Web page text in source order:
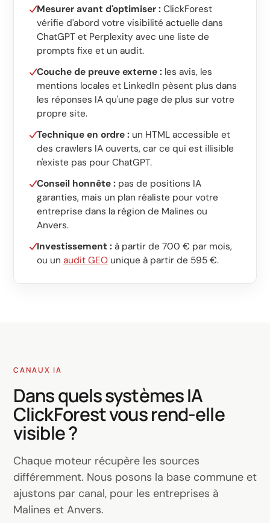
Mesurer avant d'optimiser : ClickForest
vérifie d'abord votre visibilité actuelle dans
ChatGPT et Perplexity avec une liste de
prompts fixe et un audit.
Couche de preuve externe : les avis, les
mentions locales et LinkedIn pèsent plus dans
les réponses IA qu'une page de plus sur votre
propre site.
Technique en ordre : un HTML accessible et
des crawlers IA ouverts, car ce qui est illisible
n'existe pas pour ChatGPT.
Conseil honnête : pas de positions IA
garanties, mais un plan réaliste pour votre
entreprise dans la région de Malines ou
Anvers.
Investissement : à partir de 700 € par mois,
ou un audit GEO unique à partir de 595 €.
CANAUX IA
Dans quels systèmes IA
ClickForest vous rend-elle
visible ?
Chaque moteur récupère les sources
différemment. Nous posons la base commune et
ajustons par canal, pour les entreprises à
Malines et Anvers.